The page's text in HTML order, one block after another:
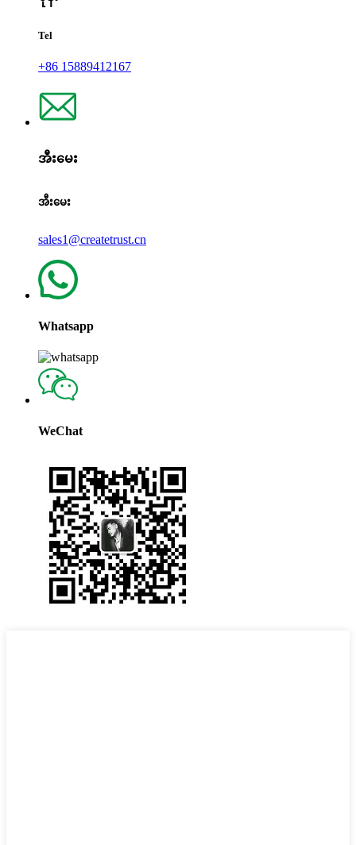
Tel
+86 15889412167
အီးမေး
အီးမေး
sales1@createtrust.cn
Whatsapp
WeChat